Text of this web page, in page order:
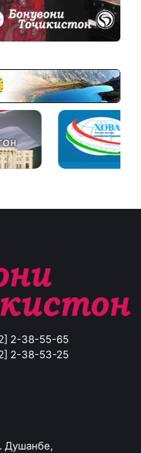
2-38-55-65
2-38-53-25
Душанбе,